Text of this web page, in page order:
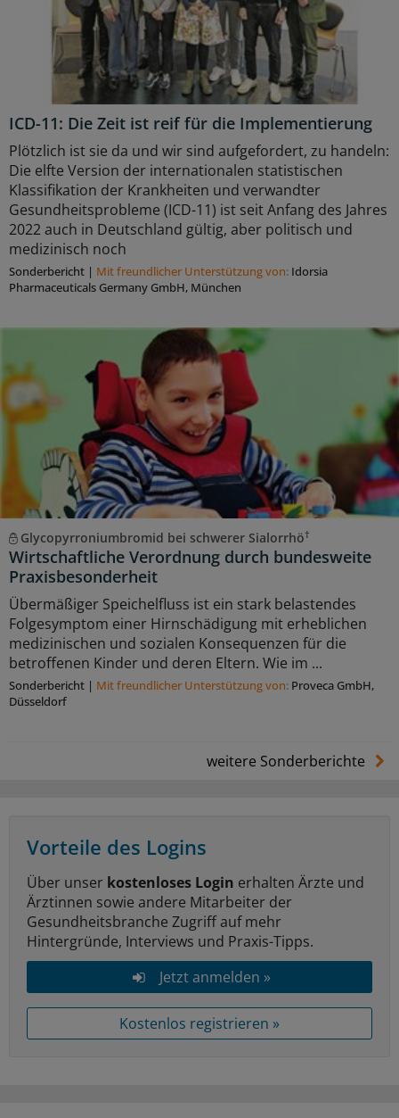
ICD-11: Die Zeit ist reif für die Implementierung
Plötzlich ist sie da und wir sind aufgefordert, zu handeln:
Die elfte Version der internationalen statistischen
Klassifikation der Krankheiten und verwandter
Gesundheitsprobleme (ICD-11) ist seit Anfang des Jahres
2022 auch in Deutschland gültig, aber politisch und
medizinisch noch
Sonderbericht | Mit freundlicher Unterstützung von: Idorsia
Pharmaceuticals Germany GmbH, München
Glycopyrroniumbromid bei schwerer Sialorrhö†
Wirtschaftliche Verordnung durch bundesweite
Praxisbesonderheit
Übermäßiger Speichelfluss ist ein stark belastendes
Folgesymptom einer Hirnschädigung mit erheblichen
medizinischen und sozialen Konsequenzen für die
betroffenen Kinder und deren Eltern. Wie im ...
Sonderbericht | Mit freundlicher Unterstützung von: Proveca GmbH,
Düsseldorf
weitere Sonderberichte
Vorteile des Logins
Über unser kostenloses Login erhalten Ärzte und
Ärztinnen sowie andere Mitarbeiter der
Gesundheitsbranche Zugriff auf mehr
Hintergründe, Interviews und Praxis-Tipps.
Jetzt anmelden »
Kostenlos registrieren »